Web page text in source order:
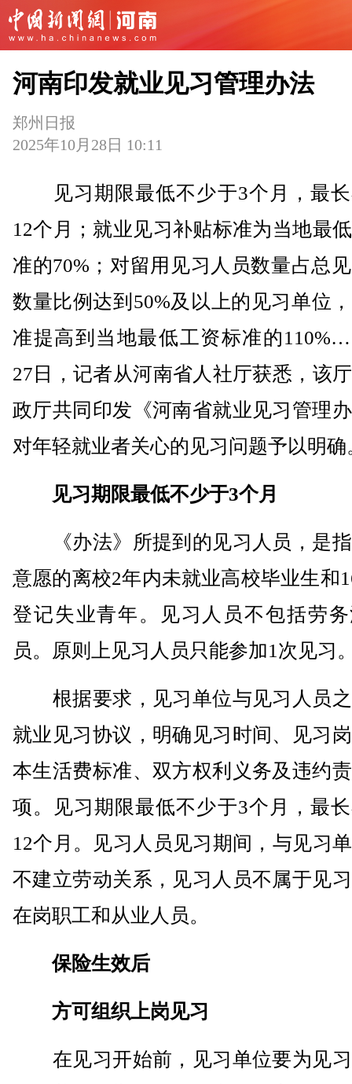
河南印发就业见习管理办法
郑州日报
2025年10月28日 10:11
见习期限最低不少于3个月，最长
12个月；就业见习补贴标准为当地最
准的70%；对留用见习人员数量占总
数量比例达到50%及以上的见习单位
准提高到当地最低工资标准的
27日，记者从河南省人社厅获悉，该
政厅共同印发《河南省就业见习管理
对年轻就业者关心的见习问题予以明确
见习期限最低不少于3个月
《办法》所提到的见习人员，是
意愿的离校2年内未就业高校毕业生和
登记失业青年。见习人员不包括劳
员。原则上见习人员只能参加1次见习
根据要求，见习单位与见习人员
就业见习协议，明确见习时间、见习
本生活费标准、双方权利义务及违约
项。见习期限最低不少于3个月，最
12个月。见习人员见习期间，与见习
不建立劳动关系，见习人员不属于见
在岗职工和从业人员。
保险生效后
方可组织上岗见习
在见习开始前，见习单位要为见